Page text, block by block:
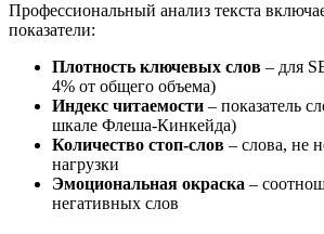
Профессиональный анализ текста
показатели:
Плотность ключевых слов – для
4% от общего объема)
Индекс читаемости – показатель
шкале Флеша-Кинкейда)
Количество стоп-слов – слова, не
нагрузки
Эмоциональная окраска –
негативных слов